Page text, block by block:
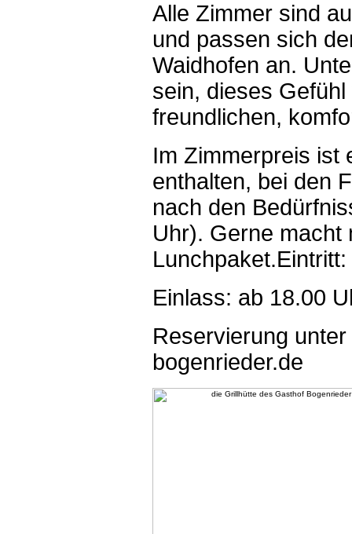
Alle Zimmer sind
und passen sich
Waidhofen an.
sein, dieses
freundlichen,
Im Zimmerpreis ist
enthalten, bei den
nach den
Uhr). Gerne macht
Lunchpaket.
Einlass: ab 18.00
Reservierung
bogenrieder.de